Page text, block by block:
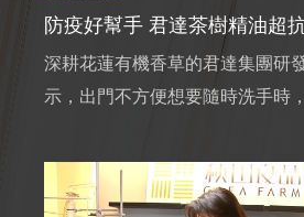
防疫好幫手 君達茶樹精油超
深耕花蓮有機香草的君達集團研
示，出門不方便想要隨時洗手時
茶樹精油的防護潔手凝膠經SGS
99.9%，能有效做好遠離病毒的防